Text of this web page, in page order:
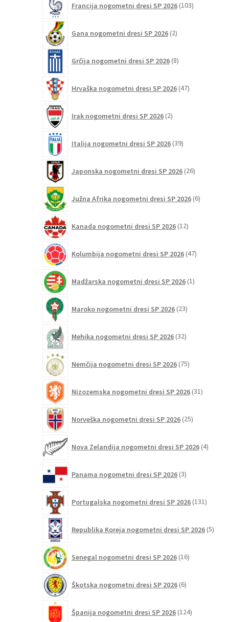
Francija nogometni dresi SP 2026 103izdelki
Gana nogometni dresi SP 2026 2izdelka
Grčija nogometni dresi SP 2026 8izdelkov
Hrvaška nogometni dresi SP 2026 47izdelkov
Irak nogometni dresi SP 2026 2izdelka
Italija nogometni dresi SP 2026 39izdelkov
Japonska nogometni dresi SP 2026 26izdelkov
Južna Afrika nogometni dresi SP 2026 6izdelkov
Kanada nogometni dresi SP 2026 12izdelkov
Kolumbija nogometni dresi SP 2026 47izdelkov
Madžarska nogometni dresi SP 2026 1izdelek
Maroko nogometni dresi SP 2026 23izdelkov
Mehika nogometni dresi SP 2026 32izdelkov
Nemčija nogometni dresi SP 2026 75izdelkov
Nizozemska nogometni dresi SP 2026 31izdelkov
Norveška nogometni dresi SP 2026 25izdelkov
Nova Zelandija nogometni dresi SP 2026 4izdelki
Panama nogometni dresi SP 2026 3izdelki
Portugalska nogometni dresi SP 2026 131
Republika Koreja nogometni dresi SP 2026 5
Senegal nogometni dresi SP 2026 16izdelkov
Škotska nogometni dresi SP 2026 6izdelkov
Španija nogometni dresi SP 2026 124izdelkov